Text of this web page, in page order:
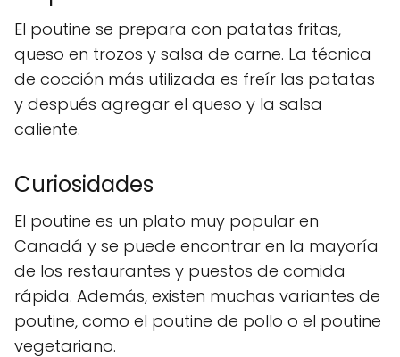
El poutine se prepara con patatas fritas,
queso en trozos y salsa de carne. La técnica
de cocción más utilizada es freír las patatas
y después agregar el queso y la salsa
caliente.
Curiosidades
El poutine es un plato muy popular en
Canadá y se puede encontrar en la mayoría
de los restaurantes y puestos de comida
rápida. Además, existen muchas variantes de
poutine, como el poutine de pollo o el poutine
vegetariano.